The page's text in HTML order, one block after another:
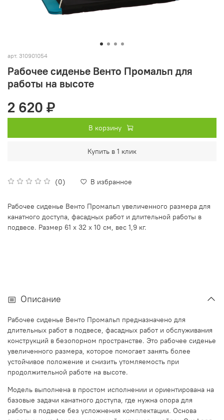
арт. 310901054
Рабочее сиденье Венто Промальп для
работы на высоте
(0) В избранное
2 620 ₽
В корзину
Купить в 1 клик
Рабочее сиденье Венто Промальп увеличенного размера для
канатного доступа, фасадных работ и длительной работы в
подвесе. Размер 61 x 32 x 10 см, вес 1,9 кг.
Описание
Рабочее сиденье Венто Промальп предназначено для
длительных работ в подвесе, фасадных работ и обслуживания
конструкций в безопорном пространстве. Это рабочее сиденье
увеличенного размера, которое помогает занять более
устойчивое положение и снизить утомляемость при
продолжительной работе на высоте.
Модель выполнена в простом исполнении и ориентирована на
базовые задачи канатного доступа, где нужна опора для
работы в подвесе без усложнения комплектации. Основа